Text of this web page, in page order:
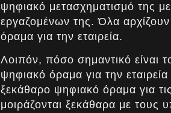
ψηφιακό μετασχηματισμό της
εργαζομένων της. Όλα
όραμα για την εταιρεία.
Λοιπόν, πόσο σημαντικό είναι
ψηφιακό όραμα για την
ξεκάθαρο ψηφιακό όραμα για
μοιράζονται ξεκάθαρα με